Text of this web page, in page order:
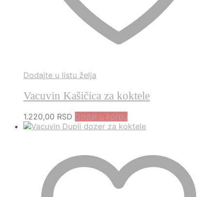
Dodajte u listu želja
Vacuvin Kašičica za koktele
1.220,00 RSD Dodaj u korpu